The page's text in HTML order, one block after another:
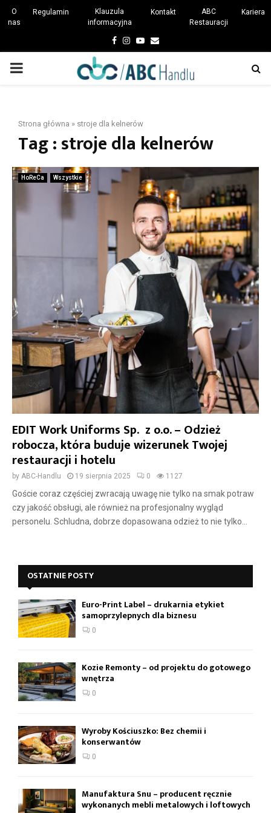
O
nas
Regulamin
Klauzula
informacyjna
Kontakt
ABC
Restauracji
Kariera
Facebook
Instagram
Youtube
Email
PRIMARY
Strona główna » stroje dla kelnerów
Tag : stroje dla kelnerów
HoReCa Wszystkie
EDIT Work Uniforms Sp. z o.o. – Odzież
robocza, która buduje wizerunek Twojej
restauracji i hotelu
by ABC-Handlu 19 sierpnia 2025 0 1127
Goście coraz częściej zwracają uwagę nie tylko na smak potraw
czy jakość obsługi, ale również na profesjonalny wygląd
personelu. Schludna, dobrze dopasowana odzież to nie tylko...
OSTATNIE POSTY
Euro-Print Label – drukarnia etykiet
samoprzylepnych dla biznesu
0
Kozie Remonty – od projektu do gotowego
wnętrza
0
Wyroby Kościuszko: Bez chemii i
konserwantów
0
Manufaktura Snu – producent ręcznie
wykonanych mebli metalowych i loftowych